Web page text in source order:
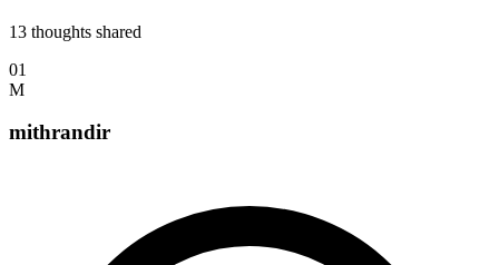
13 thoughts shared
01
M
mithrandir